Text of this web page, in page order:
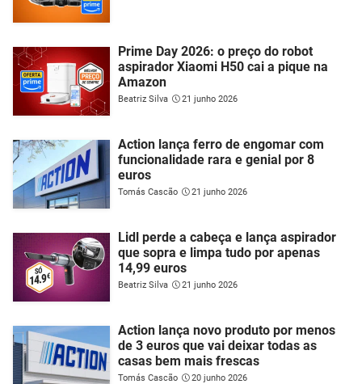
Prime Day 2026: o preço do robot
aspirador Xiaomi H50 cai a pique na
Amazon
Beatriz Silva 21 junho 2026
Action lança ferro de engomar com
funcionalidade rara e genial por 8
euros
Tomás Cascão 21 junho 2026
Lidl perde a cabeça e lança aspirador
que sopra e limpa tudo por apenas
14,99 euros
Beatriz Silva 21 junho 2026
Action lança novo produto por menos
de 3 euros que vai deixar todas as
casas bem mais frescas
Tomás Cascão 20 junho 2026